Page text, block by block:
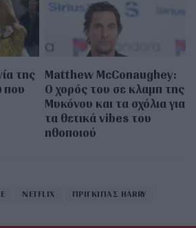
της
που
Matthew McConaughey:
Ο χορός του σε κλαμπ της
Μυκόνου και τα σχόλια για
τα θετικά vibes του
ηθοποιού
NETFLIX ΠΡΙΓΚΙΠΑΣ HARRY